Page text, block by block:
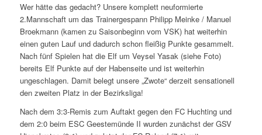
Wer hätte das gedacht? Unsere komplett neuformierte
2.Mannschaft um das Trainergespann Philipp Meinke / Manuel
Broekmann (kamen zu Saisonbeginn vom VSK) hat weiterhin
einen guten Lauf und dadurch schon fleißig Punkte gesammelt.
Nach fünf Spielen hat die Elf um Veysel Yasak (siehe Foto)
bereits Elf Punkte auf der Habenseite und ist weiterhin
ungeschlagen. Damit belegt unsere „Zwote“ derzeit sensationell
den zweiten Platz in der Bezirksliga!
Nach dem 3:3-Remis zum Auftakt gegen den FC Huchting und
dem 2:0 beim ESC Geestemünde II wurden zunächst der GSV